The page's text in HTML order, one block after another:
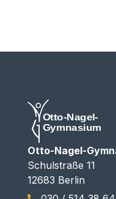
Otto-Nagel-
Schulstraße 11
12683 Berlin